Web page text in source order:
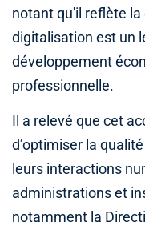
notant qu'il reflète
digitalisation est un
développement
professionnelle.
Il a relevé que cet
d’optimiser la
leurs interactions
administrations et
notamment la